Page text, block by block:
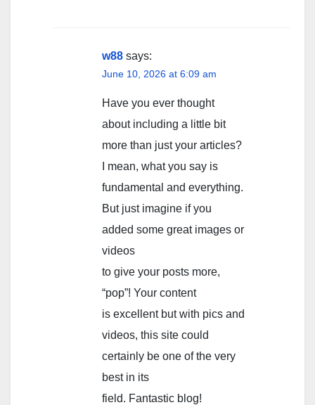
w88 says:
June 10, 2026 at 6:09 am
Have you ever thought
about including a little bit
more than just your articles?
I mean, what you say is
fundamental and everything.
But just imagine if you
added some great images or
videos
to give your posts more,
“pop”! Your content
is excellent but with pics and
videos, this site could
certainly be one of the very
best in its
field. Fantastic blog!